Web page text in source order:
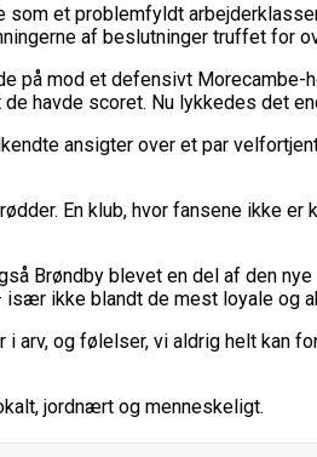
som et problemfyldt
af beslutninger truffet for
på mod et defensivt Morecambe-
havde scoret. Nu lykkedes det
ansigter over et par
En klub, hvor fansene ikke er
Brøndby blevet en del af den
ikke blandt de mest loyale og
og følelser, vi aldrig helt kan
jordnært og menneskeligt.